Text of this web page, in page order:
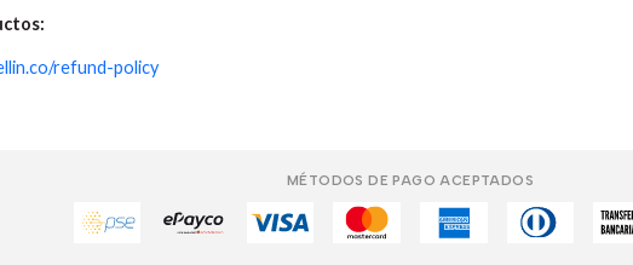
refund-policy
MÉTODOS DE PAGO ACEPTADOS